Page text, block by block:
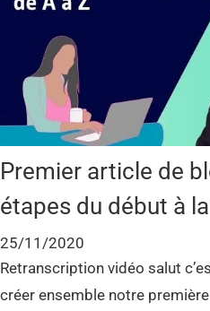
Premier article de
étapes du début à
25/11/2020
Retranscription vidéo salut
créer ensemble notre